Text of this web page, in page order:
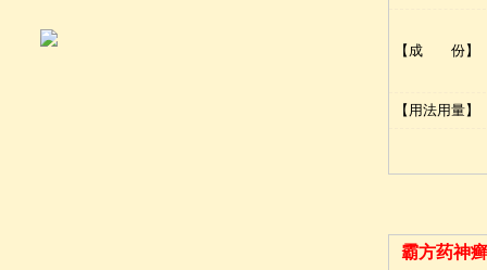
【成 份】
【用法用量】
霸方药神